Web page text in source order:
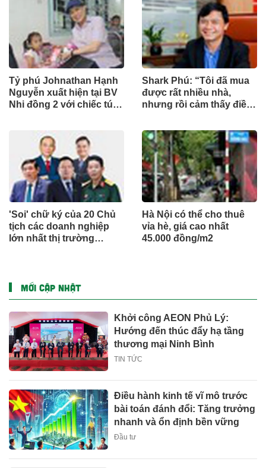
Tỷ phú Johnathan Hạnh
Nguyễn xuất hiện tại BV
Nhi đồng 2 với chiếc túi
đặc biệt
Shark Phú: “Tôi đã mua
được rất nhiều nhà,
nhưng rồi cảm thấy điều
'Soi' chữ ký của 20 Chủ
tịch các doanh nghiệp
lớn nhất thị trường
Hà Nội có thể cho thuê
vỉa hè, giá cao nhất
45.000 đồng/m2
MỚI CẬP NHẬT
Khởi công AEON Phủ Lý:
Hướng đến thúc đẩy hạ tầng
thương mại Ninh Bình
TIN TỨC
Điều hành kinh tế vĩ mô trước
bài toán đánh đổi: Tăng trưởng
nhanh và ổn định bền vững
Đầu tư